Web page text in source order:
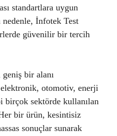
standartlara uygun
İnfotek Test
güvenilir bir tercih
bir alanı
otomotiv, enerji
birçok sektörde kullanılan
bir ürün, kesintisiz
sonuçlar sunarak